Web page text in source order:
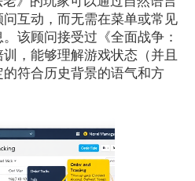
互动，而无需在菜单或常见
该顾问接受过《全面战争：
，能够理解游戏状态（并且
符合历史背景的语气和方